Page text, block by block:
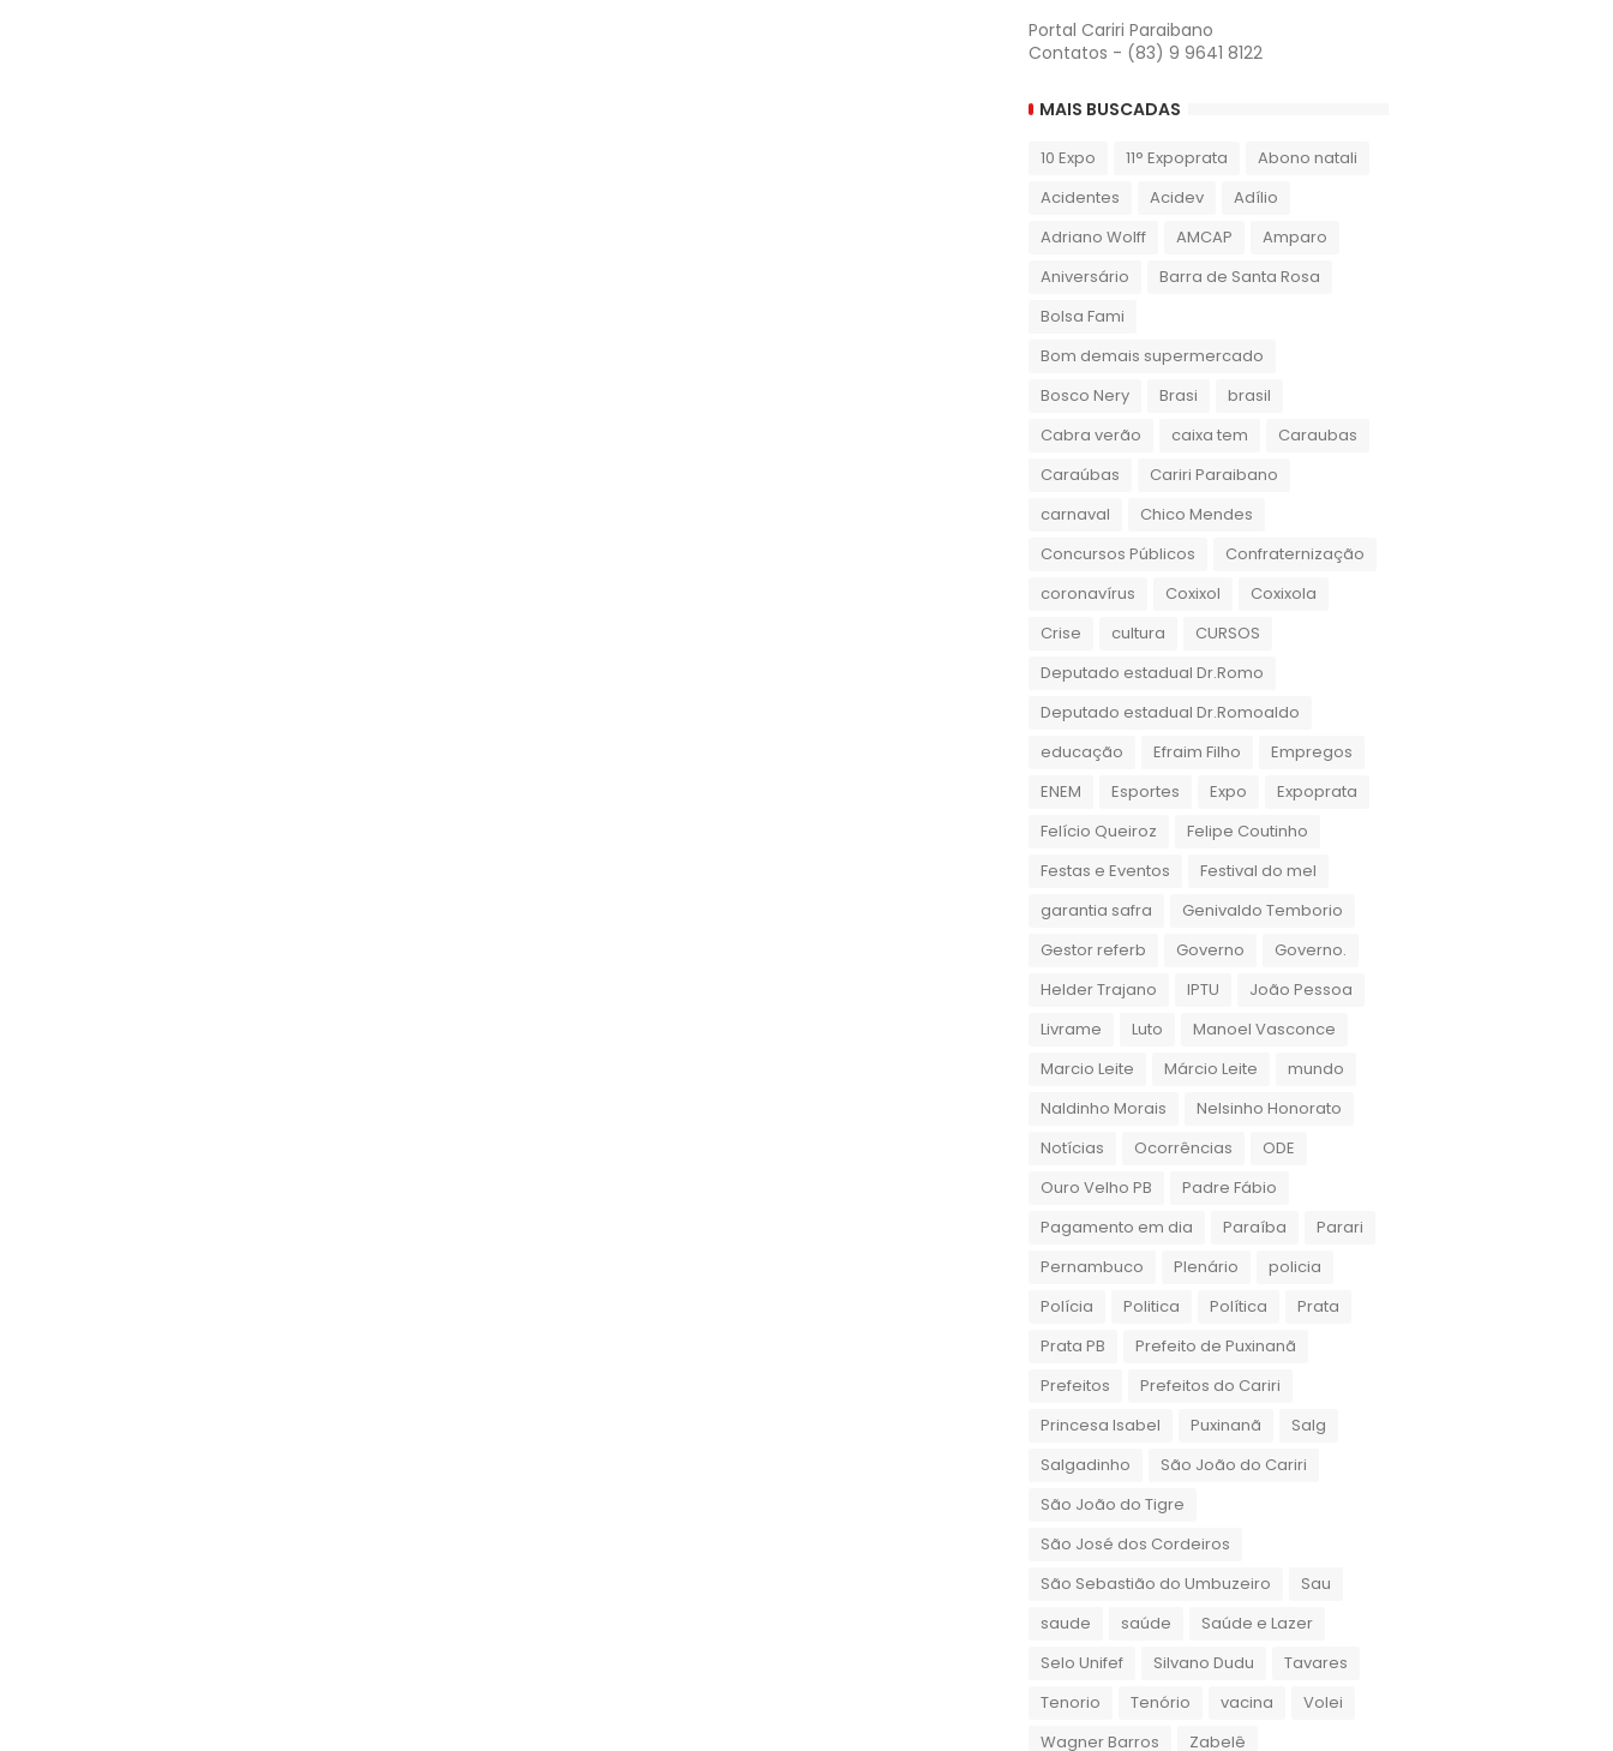
Portal Cariri Paraibano
Contatos - (83) 9 9641 8122
MAIS BUSCADAS
10 Expo 11° Expoprata
Abono natali
Acidentes
Acidev
Adílio
Adriano Wolff
AMCAP
Amparo
Aniversário
Barra de Santa Rosa
Bolsa Fami
Bom demais supermercado
Bosco Nery
Brasi
brasil
Cabra verão
caixa tem
Caraubas
Caraúbas
Cariri Paraibano
carnaval
Chico Mendes
Concursos Públicos
Confraternização
coronavírus
Coxixol
Coxixola
Crise
cultura
CURSOS
Deputado estadual Dr.Romo
Deputado estadual Dr.Romoaldo
educação
Efraim Filho
Empregos
ENEM
Esportes Expo
Expoprata
Felício Queiroz
Felipe Coutinho
Festas e Eventos
Festival do mel
garantia safra
Genivaldo Temborio
Gestor referb
Governo
Governo.
Helder Trajano
IPTU
João Pessoa
Livrame
Luto
Manoel Vasconce
Marcio Leite
Márcio Leite
mundo
Naldinho Morais
Nelsinho Honorato
Notícias
Ocorrências
ODE
Ouro Velho PB
Padre Fábio
Pagamento em dia
Paraíba
Parari
Pernambuco
Plenário
policia
Polícia
Politica Política
Prata
Prata PB
Prefeito de Puxinanã
Prefeitos
Prefeitos do Cariri
Princesa Isabel
Puxinanã
Salg
Salgadinho
São João do Cariri
São João do Tigre
São José dos Cordeiros
São Sebastião do Umbuzeiro
Sau
saude
saúde
Saúde e Lazer
Selo Unifef
Silvano Dudu
Tavares
Tenorio
Tenório vacina
Volei
Wagner Barros
Zabelê